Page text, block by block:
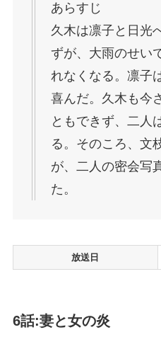
あらすじ
久木は凛子と日光
ずが、大雨のせい
れなくなる。凛子
喜んだ。久木も今
ともできず、二人
る。そのころ、文
が、二人の密会写
た。
放送日
6話:妻と女の炎